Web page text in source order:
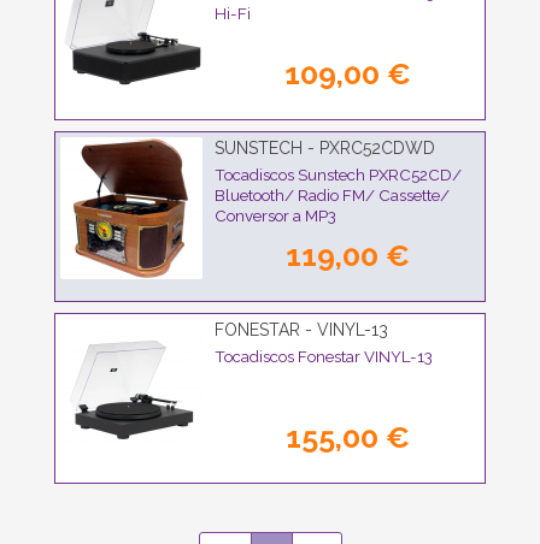
Hi-Fi
109,00 €
SUNSTECH - PXRC52CDWD
Tocadiscos Sunstech PXRC52CD/
Bluetooth/ Radio FM/ Cassette/
Conversor a MP3
119,00 €
FONESTAR - VINYL-13
Tocadiscos Fonestar VINYL-13
155,00 €